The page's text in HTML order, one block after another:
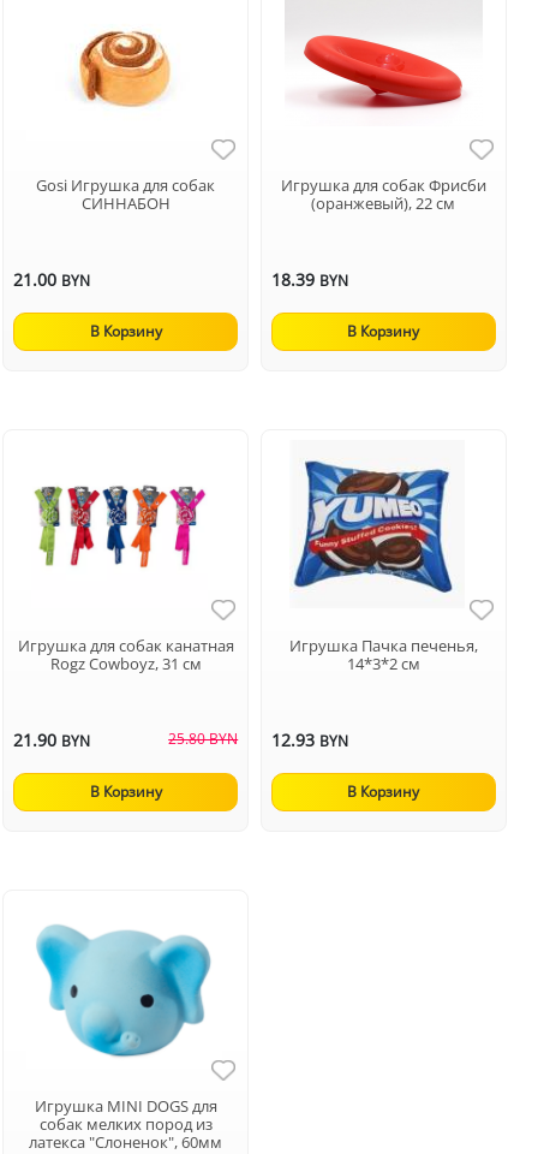
Gosi Игрушка для собак
СИННАБОН
21.00 BYN
В Корзину
Игрушка для собак Фрисби
(оранжевый), 22 см
18.39 BYN
В Корзину
Игрушка для собак канатная
Rogz Cowboyz, 31 см
21.90 BYN 25.80 BYN
В Корзину
Игрушка Пачка печенья,
14*3*2 см
12.93 BYN
В Корзину
Игрушка MINI DOGS для
собак мелких пород из
латекса "Слоненок", 60мм